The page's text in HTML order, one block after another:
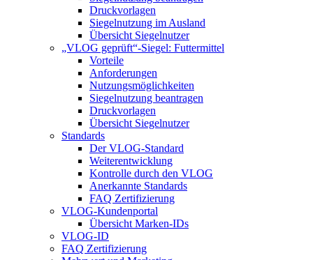
Druckvorlagen
Siegelnutzung im Ausland
Übersicht Siegelnutzer
„VLOG geprüft“-Siegel: Futtermittel
Vorteile
Anforderungen
Nutzungsmöglichkeiten
Siegelnutzung beantragen
Druckvorlagen
Übersicht Siegelnutzer
Standards
Der VLOG-Standard
Weiterentwicklung
Kontrolle durch den VLOG
Anerkannte Standards
FAQ Zertifizierung
VLOG-Kundenportal
Übersicht Marken-IDs
VLOG-ID
FAQ Zertifizierung